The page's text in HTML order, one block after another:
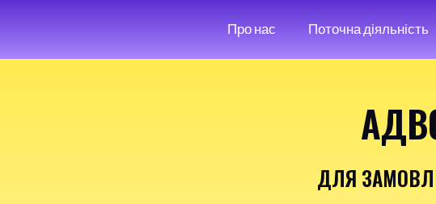
Про нас Поточна діяльність
ДЛЯ